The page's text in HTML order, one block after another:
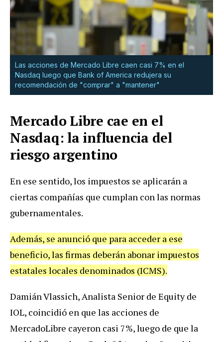
Las acciones de Mercado Libre caen casi 7% en el
Nasdaq luego que Bank of America redujera su
recomendación de "comprar" a "mantener"
Mercado Libre cae en el
Nasdaq: la influencia del
riesgo argentino
En ese sentido, los impuestos se aplicarán a
ciertas compañías que cumplan con las normas
gubernamentales.
Además, se anunció que para acceder a ese
beneficio, las firmas deberán abonar impuestos
estatales locales denominados (ICMS).
Damián Vlassich, Analista Senior de Equity de
IOL, coincidió en que las acciones de
MercadoLibre cayeron casi 7%, luego de que la